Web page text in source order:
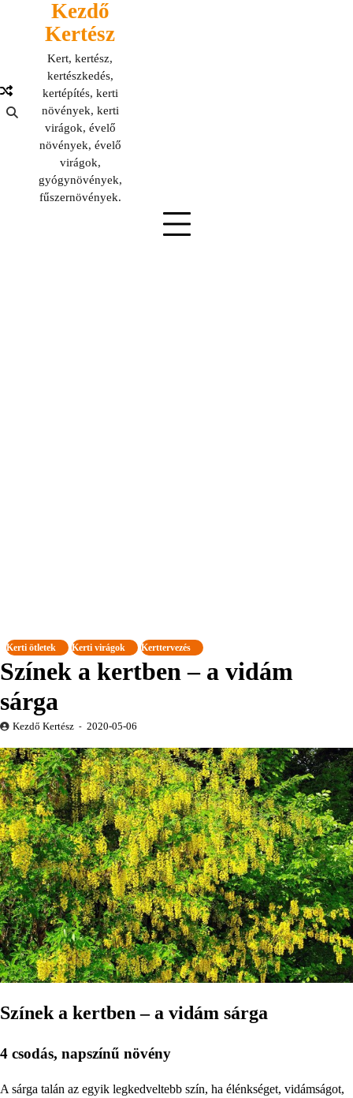
Kezdő
Kertész
Kert, kertész,
kertészkedés,
kertépítés, kerti
növények, kerti
virágok, évelő
növények, évelő
virágok,
gyógynövények,
fűszernövények.
Kerti ötletek Kerti virágok Kerttervezés
Színek a kertben – a vidám
sárga
Kezdő Kertész 2020-05-06
Színek a kertben – a vidám sárga
4 csodás, napszínű növény
A sárga talán az egyik legkedveltebb szín, ha élénkséget, vidámságot,